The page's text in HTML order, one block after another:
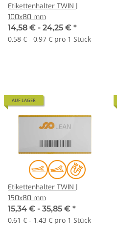
Etikettenhalter TWIN |
100x80 mm
14,58 € - 24,25 € *
0,58 € - 0,97 € pro 1 Stück
AUF LAGER
Etikettenhalter TWIN |
150x80 mm
15,34 € - 35,85 € *
0,61 € - 1,43 € pro 1 Stück